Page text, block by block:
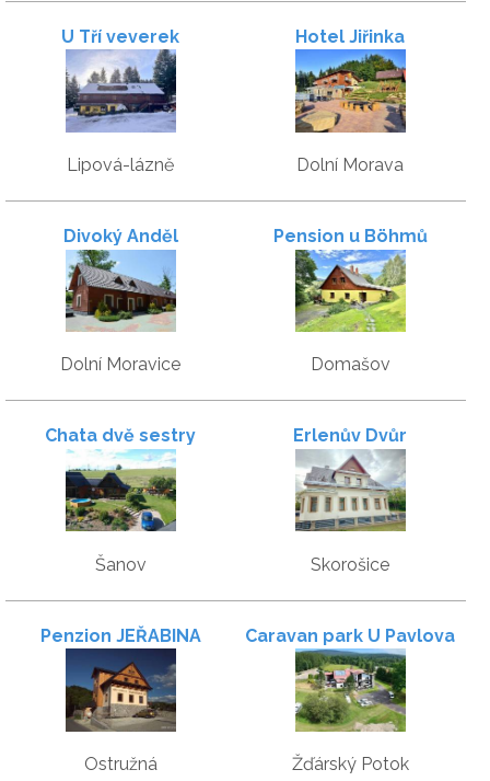
U Tří veverek
Lipová-lázně
Hotel Jiřinka
Dolní Morava
Divoký Anděl
Dolní Moravice
Pension u Böhmů
Domašov
Chata dvě sestry
Šanov
Erlenův Dvůr
Skorošice
Penzion JEŘABINA
Ostružná
Caravan park U Pavlova
dubu
Žďárský Potok